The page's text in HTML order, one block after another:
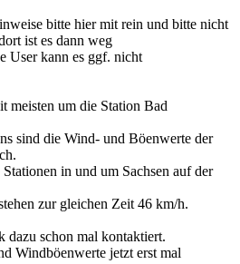
bitte hier mit rein und bitte nicht
ist es dann weg
User kann es ggf. nicht
meisten um die Station Bad
sind die Wind- und Böenwerte der
in und um Sachsen auf der
zur gleichen Zeit 46 km/h.
dazu schon mal kontaktiert.
Windböenwerte jetzt erst mal